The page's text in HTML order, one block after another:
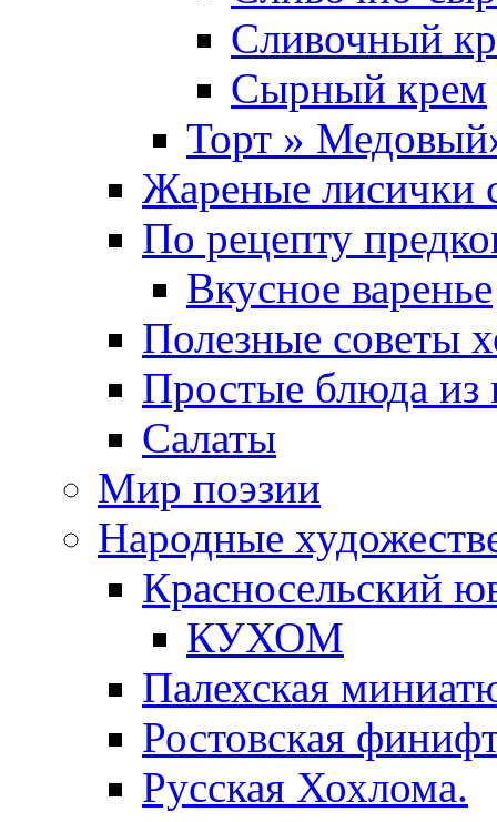
Сливочный
Сырный крем
Торт »
Жареные лисички
По рецепту
Вкусное варенье
Полезные советы
Простые блюда из
Салаты
Мир поэзии
Народные
Красносельский
КУХОМ
Палехская
Ростовская
Русская Хохлома.